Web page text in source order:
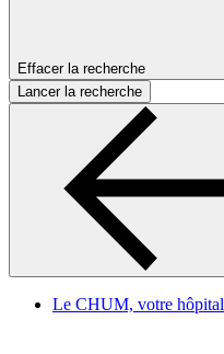
Effacer la recherche
Lancer la recherche
Le CHUM, votre hôpital